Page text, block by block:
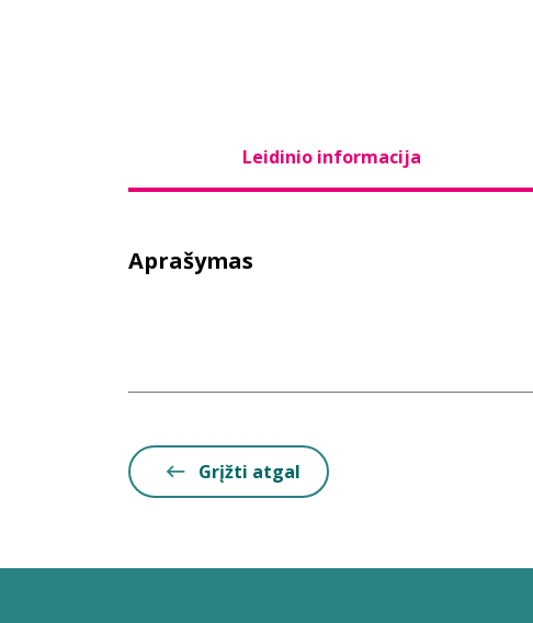
Leidinio informacija
Aprašymas
Grįžti atgal